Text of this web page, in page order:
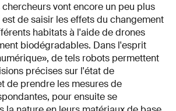
vont encore un peu plus
de saisir les effets du changement
habitats à l'aide de drones
biodégradables. Dans l'esprit
de tels robots permettent
précises sur l'état de
de prendre les mesures de
pour ensuite se